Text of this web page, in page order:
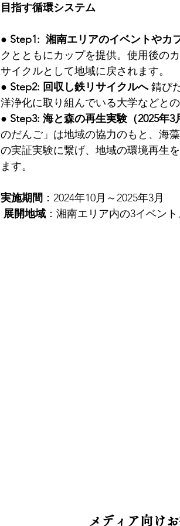
目指す循環システム
● Step1:  湘南エリアのイベントやカ
クとともにカップを提供。使用後の
サイクルとして地域に戻されます。
● Step2: 回収し鉄リサイクルへ 錆び
洋浄化に取り組んでいる大学などと
● Step3: 海と森の再生実験（2025年
のだんご」は地域の協力のもと、海
の実証実験に繋げ、地域の環境再生
ます。
実施期間 ：2024年10月～2025年3月
展開地域 ：湘南エリア内の3イベン
メディア向け